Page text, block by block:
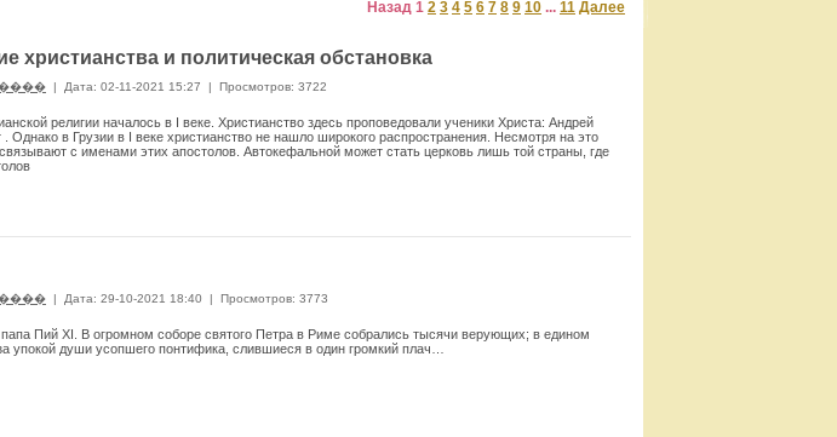
Назад 1 2 3 4 5 6 7 8 9 10 ... 11 Далее
христианства и политическая обстановка
| Дата: 02-11-2021 15:27 | Просмотров: 3722
религии началось в I веке. Христианство здесь проповедовали ученики Христа: Андрей
Однако в Грузии в I веке христианство не нашло широкого распространения. Несмотря на это
с именами этих апостолов. Автокефальной может стать церковь лишь той страны, где
| Дата: 29-10-2021 18:40 | Просмотров: 3773
Пий XI. В огромном соборе святого Петра в Риме собрались тысячи верующих; в едином
упокой души усопшего понтифика, слившиеся в один громкий плач…